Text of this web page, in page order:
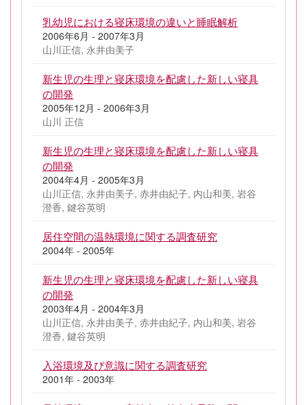
乳幼児における寝床環境の違いと睡眠解析
2006年6月 - 2007年3月
山川正信, 永井由美子
新生児の生理と寝床環境を配慮した新しい寝具
の開発
2005年12月 - 2006年3月
山川 正信
新生児の生理と寝床環境を配慮した新しい寝具
の開発
2004年4月 - 2005年3月
山川正信, 永井由美子, 赤井由紀子, 内山和美, 岩谷
澄香, 鍵谷英明
居住空間の温熱環境に関する調査研究
2004年 - 2005年
新生児の生理と寝床環境を配慮した新しい寝具
の開発
2003年4月 - 2004年3月
山川正信, 永井由美子, 赤井由紀子, 内山和美, 岩谷
澄香, 鍵谷英明
入浴環境及び意識に関する調査研究
2001年 - 2003年